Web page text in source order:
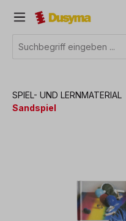
springen
SPIEL- UND LERNMATERIAL
Sandspiel
Bildergalerie überspringen